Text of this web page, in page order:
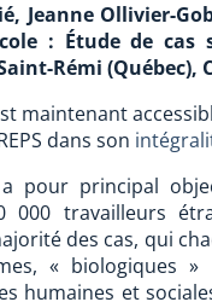
Jeanne Ollivier-
: Étude de
Rémi (Québec),
maintenant
dans son
pour principal
000 travailleurs
des cas, qui
« biologiques
humaines et